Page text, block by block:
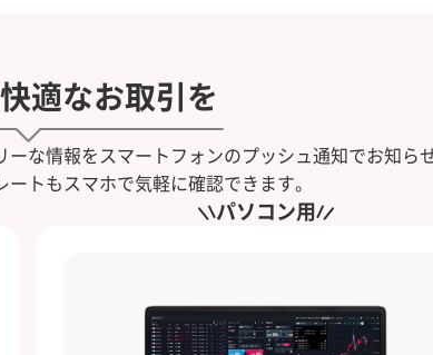
適なお取引を
な情報をスマートフォンのプッシュ通知でお知ら
トもスマホで気軽に確認できます。
パソコン用